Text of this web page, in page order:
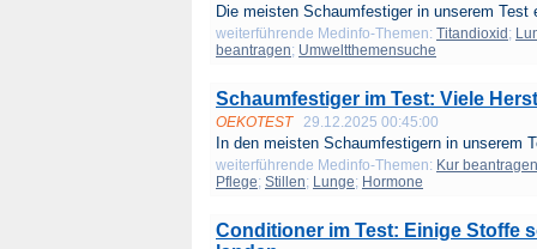
Die meisten Schaumfestiger in unserem Test
weiterführende Medinfo-Themen: Titandioxid ;
beantragen; Umweltthemensuche
Schaumfestiger im Test: Viele
OEKOTEST 29.12.2025 00:45:00
In den meisten Schaumfestigern in unserem
weiterführende Medinfo-Themen: Kur beantragen
Pflege; Stillen; Lunge; Hormone
Conditioner im Test: Einige Stoffe